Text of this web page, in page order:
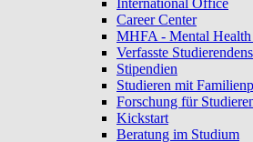
International Office
Career Center
MHFA - Mental
Verfasste
Stipendien
Studieren mit
Forschung für
Kickstart
Beratung im Studium